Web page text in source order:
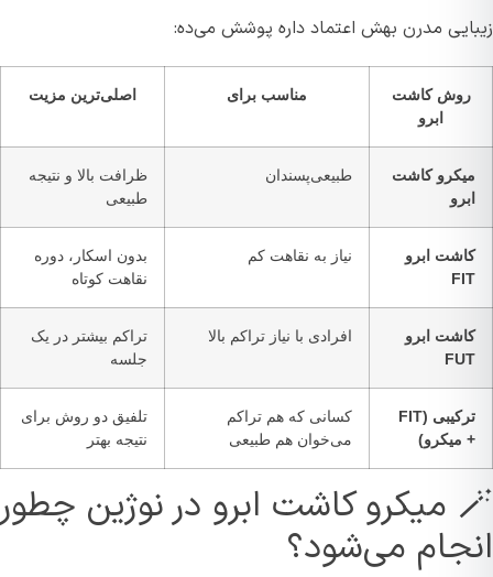
مدرن بهش اعتماد داره پوشش می‌ده:
روش کاشت
مناسب برای اصلی‌ترین مزیت
کاشت
طبیعی‌پسندان
ظرافت بالا و نتیجه
طبیعی
ابرو
نیاز به نقاهت کم
بدون اسکار، دوره
نقاهت کوتاه
ابرو
افرادی با نیاز تراکم بالا
تراکم بیشتر در یک
جلسه
ترکیبی (FIT
میکرو)
کسانی که هم تراکم
می‌خوان هم طبیعی
تلفیق دو روش برای
نتیجه بهتر
🪄 میکرو کاشت ابرو در نوژین چطور
می‌شود؟